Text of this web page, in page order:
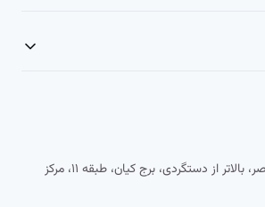
تهران، خیابان ولیعصر، بالاتر از دستگردی، برج کیان، طبقه ۱۱، مرکز